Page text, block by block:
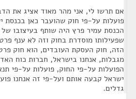
אם תרשו לי, אני מהר מאוד אציג את
פועלות על-פי חוק שהועבר כאן בכנסת
הכנסת עמיר פרץ היה שותף בעיצובו
שפעילותו מוסדרת בחוק וזה לא ענף
הזה, חוק העסקת העובדים, הוא חוק
מגבלות, אנחנו בישראל, חברות כוח
הפועלות על-פי החוק, פועלות על-פי
ישראל קבעה אותם ועל-פי זה אנחנו
גדלים.